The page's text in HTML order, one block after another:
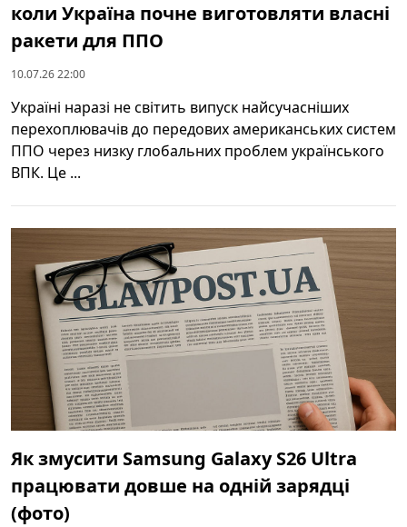
коли Україна почне виготовляти власні
ракети для ППО
10.07.26 22:00
Україні наразі не світить випуск найсучасніших
перехоплювачів до передових американських систем
ППО через низку глобальних проблем українського
ВПК. Це ...
Як змусити Samsung Galaxy S26 Ultra
працювати довше на одній зарядці
(фото)